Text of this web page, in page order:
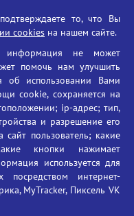
безопасности
РФ
университет
18:00
90-85
то, что Вы
cookies на нашем сайте.
не может
помочь нам улучшить
об использовании Вами
cookie, сохраняется на
ip-адрес; тип,
и разрешение его
пользователь; какие
кнопки нажимает
используется для
посредством интернет-
MyTracker, Пиксель VK